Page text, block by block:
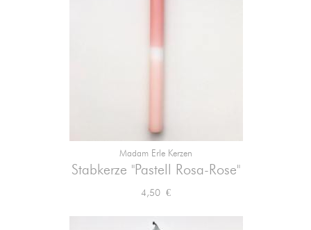
Madam Erle Kerzen
Stabkerze "Pastell Rosa-Rose"
Preis
4,50 €